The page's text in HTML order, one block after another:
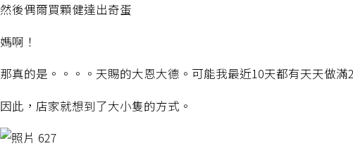
然後偶爾買顆健達出奇蛋
媽啊！
那真的是。。。。天賜的大恩大德。可能我最近10天都有天天做滿
因此，店家就想到了大小隻的方式。